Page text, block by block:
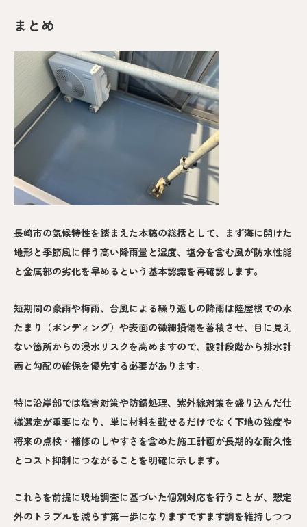
まとめ
長崎市の気候特性を踏まえた本稿の総括として、まず海に開けた
地形と季節風に伴う高い降雨量と湿度、塩分を含む風が防水性能
と金属部の劣化を早めるという基本認識を再確認します。
短期間の豪雨や梅雨、台風による繰り返しの降雨は陸屋根での水
たまり（ポンディング）や表面の微細損傷を蓄積させ、目に見え
ない箇所からの浸水リスクを高めますので、設計段階から排水計
画と勾配の確保を優先する必要があります。
特に沿岸部では塩害対策や防錆処理、紫外線対策を盛り込んだ仕
様選定が重要になり、単に材料を載せるだけでなく下地の強度や
将来の点検・補修のしやすさを含めた施工計画が長期的な耐久性
とコスト抑制につながることを明確に示します。
これらを前提に現地調査に基づいた個別対応を行うことが、想定
外のトラブルを減らす第一歩になりますですます調を維持しつつ